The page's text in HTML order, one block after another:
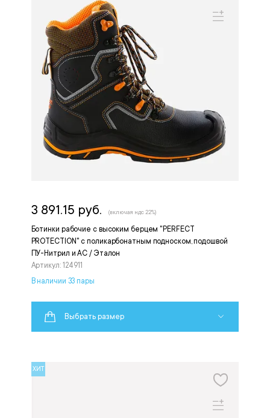
Ботинки рабочие с высоким берцем "PERFECT
PROTECTION" с поликарбонатным подноском, подошвой
ПУ-Нитрил и АС / Эталон
Артикул: 124911
3 891.15 руб. (включая ндс 22%)
В наличии 33 пары
Выбрать размер
ХИТ